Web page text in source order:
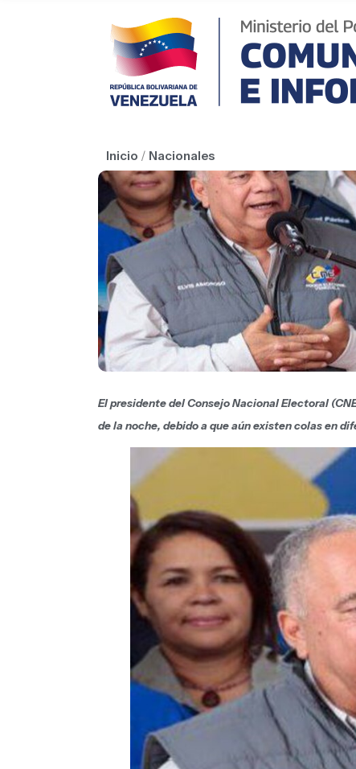
Inicio / Nacionales
El presidente del Consejo Nacional Electoral
de la noche, debido a que aún existen colas en